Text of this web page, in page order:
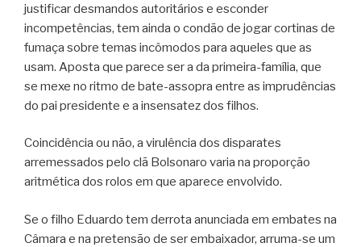
justificar desmandos autoritários e esconder
incompetências, tem ainda o condão de jogar cortinas de
fumaça sobre temas incômodos para aqueles que as
usam. Aposta que parece ser a da primeira-família, que
se mexe no ritmo de bate-assopra entre as imprudências
do pai presidente e a insensatez dos filhos.
Coincidência ou não, a virulência dos disparates
arremessados pelo clã Bolsonaro varia na proporção
aritmética dos rolos em que aparece envolvido.
Se o filho Eduardo tem derrota anunciada em embates na
Câmara e na pretensão de ser embaixador, arruma-se um